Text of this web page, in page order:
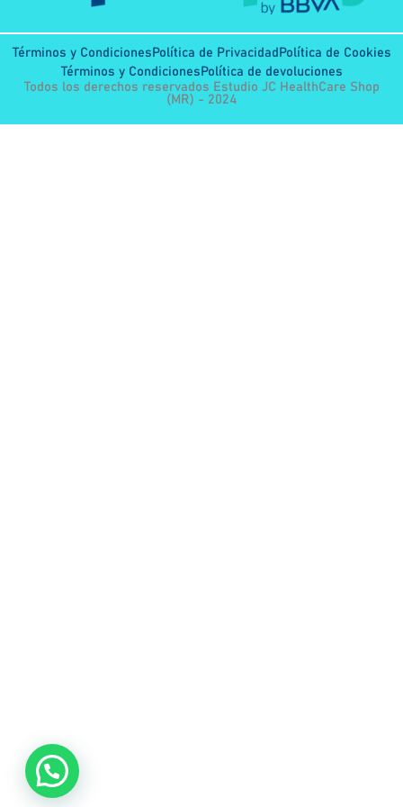
Términos y Condiciones Política de Privacidad Política de Cookies
Términos y Condiciones Política de devoluciones
Todos los derechos reservados Estudio JC HealthCare Shop
(MR) - 2024